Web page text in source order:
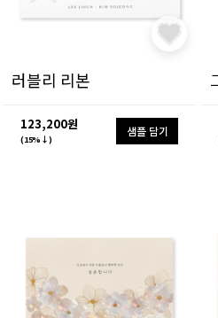
러블리 리본
123,200원
(15%↓)
샘플 담기